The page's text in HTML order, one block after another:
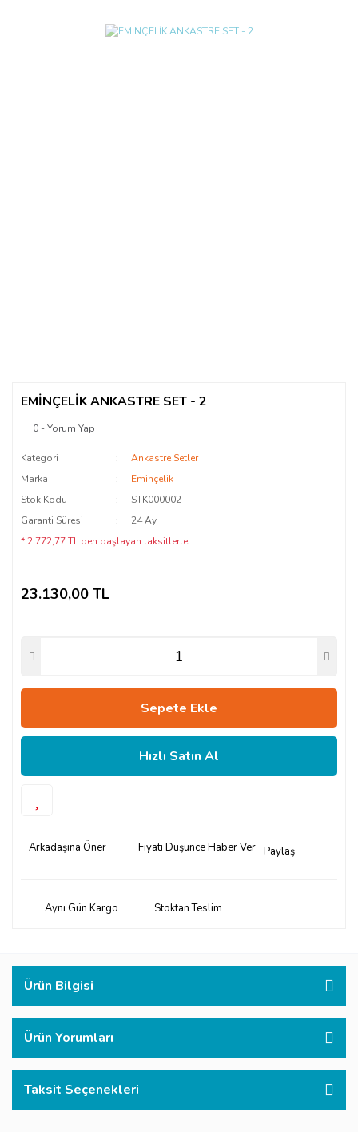
EMİNÇELİK ANKASTRE SET - 2
0 - Yorum Yap
Kategori
Ankastre Setler
Marka
Eminçelik
Stok Kodu
STK000002
Garanti Süresi
24 Ay
* 2.772,77 TL den başlayan taksitlerle!
23.130,00 TL
Sepete Ekle
Hızlı Satın Al
Arkadaşına Öner Fiyatı Düşünce Haber Ver Paylaş
Aynı Gün Kargo Stoktan Teslim
Ürün Bilgisi
Ürün Yorumları
Taksit Seçenekleri